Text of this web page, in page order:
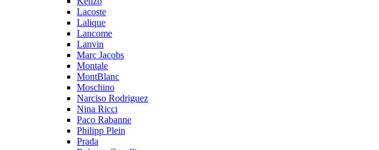
Lacoste
Lalique
Lancome
Lanvin
Marc Jacobs
Montale
MontBlanc
Moschino
Narciso Rodriguez
Nina Ricci
Paco Rabanne
Philipp Plein
Prada